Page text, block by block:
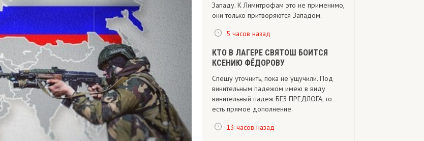
Западу. К Лимитрофам это не применимо,
они только притворяются Западом.
5 часов назад
КТО В ЛАГЕРЕ СВЯТОШ БОИТСЯ
КСЕНИЮ ФЁДОРОВУ
Спешу уточнить, пока не ущучили. Под
винительным падежом имею в виду
винительный падеж БЕЗ ПРЕДЛОГА, то
есть прямое дополнение.
13 часов назад